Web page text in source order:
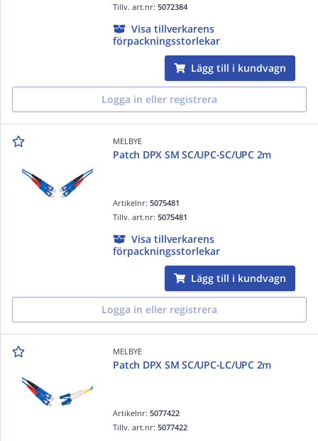
Tillv. art.nr:5072384
Visa tillverkarens
förpackningsstorlekar
Lägg till i kundvagn
Logga in eller registrera
MELBYE
Patch DPX SM SC/UPC-SC/UPC 2m
Artikelnr:5075481
Tillv. art.nr:5075481
Visa tillverkarens
förpackningsstorlekar
Lägg till i kundvagn
Logga in eller registrera
MELBYE
Patch DPX SM SC/UPC-LC/UPC 2m
Artikelnr:5077422
Tillv. art.nr:5077422